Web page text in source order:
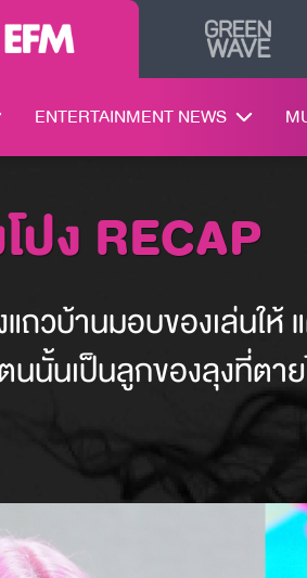
ENTERTAINMENT NEWS
ง RECAP
ถวบ้านมอบของเล่นใ
นั้นเป็นลูกของลุงที่ตาย